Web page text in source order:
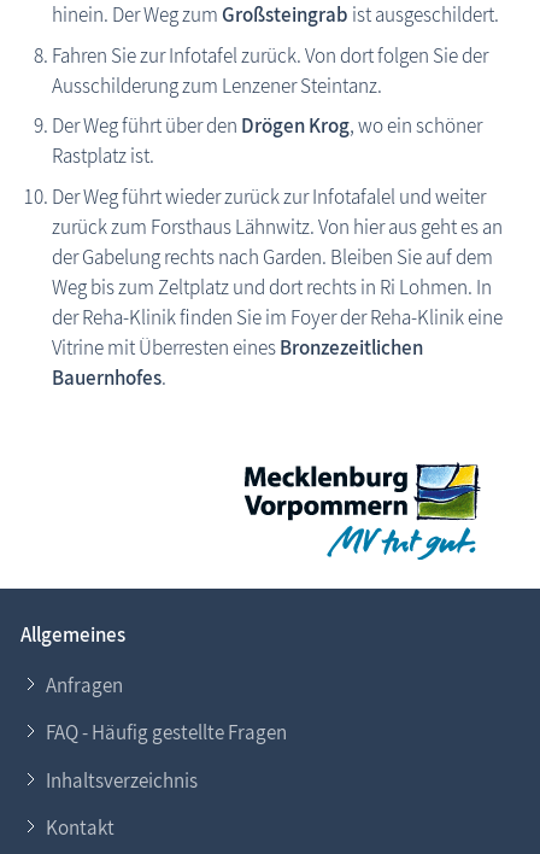
hinein. Der Weg zum Großsteingrab ist ausgeschildert.
Fahren Sie zur Infotafel zurück. Von dort folgen Sie der
Ausschilderung zum Lenzener Steintanz.
Der Weg führt über den Drögen Krog, wo ein schöner
Rastplatz ist.
Der Weg führt wieder zurück zur Infotafalel und weiter
zurück zum Forsthaus Lähnwitz. Von hier aus geht es an
der Gabelung rechts nach Garden. Bleiben Sie auf dem
Weg bis zum Zeltplatz und dort rechts in Ri Lohmen. In
der Reha-Klinik finden Sie im Foyer der Reha-Klinik eine
Vitrine mit Überresten einesBronzezeitlichen
Bauernhofes.
Allgemeines
Anfragen
FAQ - Häufig gestellte Fragen
Inhaltsverzeichnis
Kontakt